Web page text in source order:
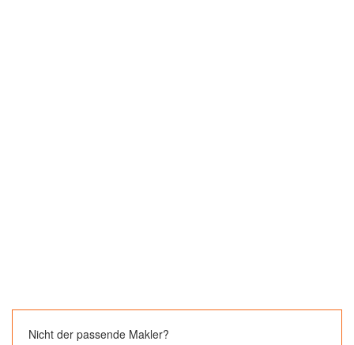
Nicht der passende Makler?